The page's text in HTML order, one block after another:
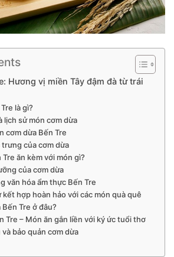
Hương vị miền Tây đậm đà từ trái
là gì?
lịch sử món cơm dừa
cơm dừa Bến Tre
của cơm dừa
ăn kèm với món gì?
của cơm dừa
văn hóa ẩm thực Bến Tre
kết hợp hoàn hảo với các món quà quê
Tre ở đâu?
Tre – Món ăn gắn liền với ký ức tuổi thơ
và bảo quản cơm dừa